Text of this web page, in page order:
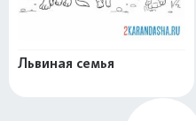
Львиная семья